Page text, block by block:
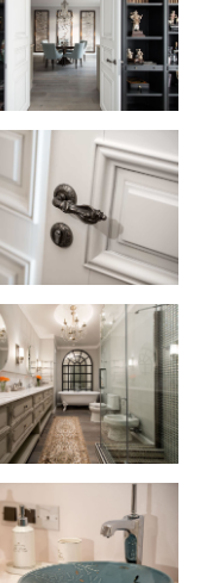
in Moscow
in Moscow
in Moscow